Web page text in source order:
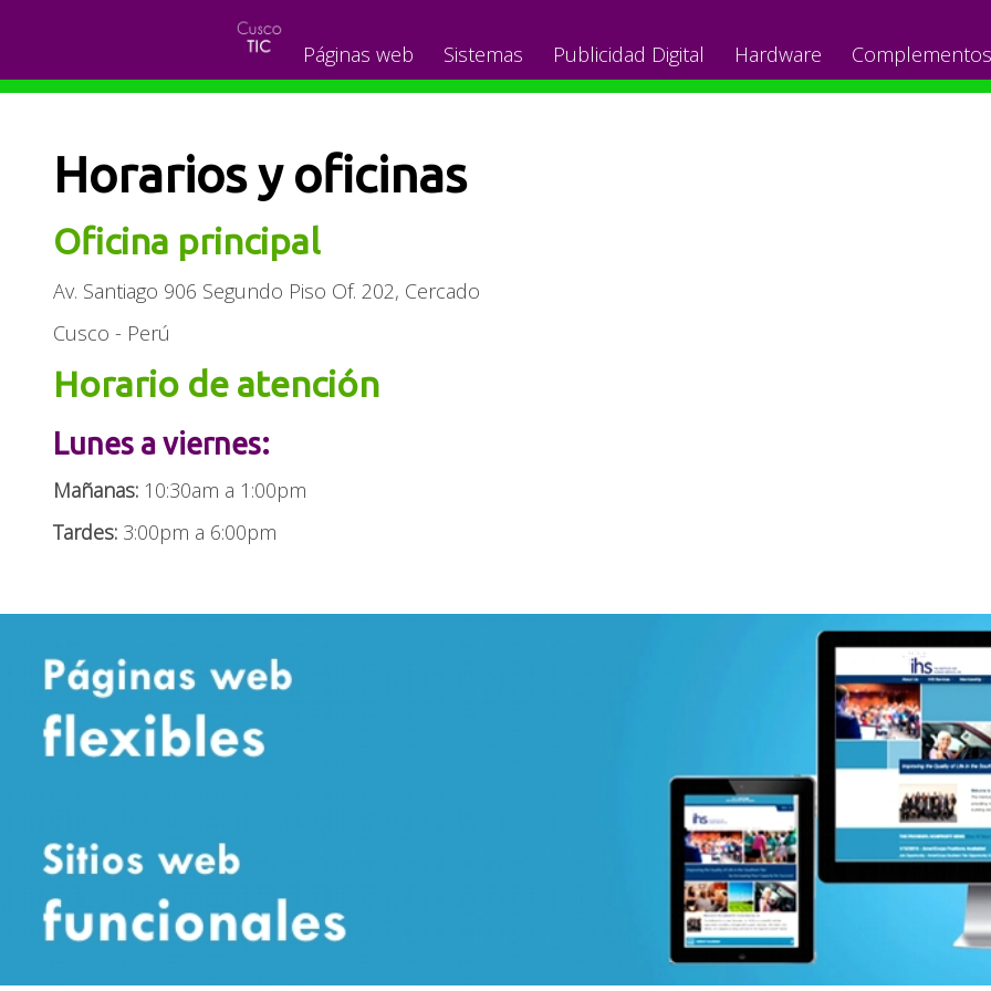
Páginas web Sistemas Publicidad Digital Hardware Complementos
Horarios y oficinas
Oficina principal
Av. Santiago 906 Segundo Piso Of. 202, Cercado
Cusco - Perú
Horario de atención
Lunes a viernes:
Mañanas: 10:30am a 1:00pm
Tardes: 3:00pm a 6:00pm